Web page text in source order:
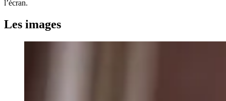
l’écran.
Les images